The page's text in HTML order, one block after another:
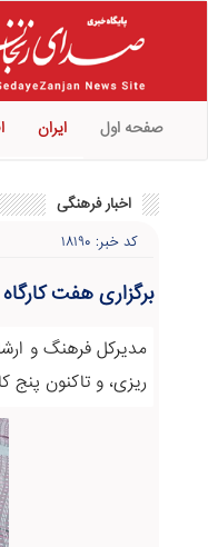
صفحه اول ایران
اخبار فرهنگی
کد خبر: ۱۸۱۹۰
برگزاری هفت
مدیرکل فرهنگ و
ریزی، و تاکنون پنج